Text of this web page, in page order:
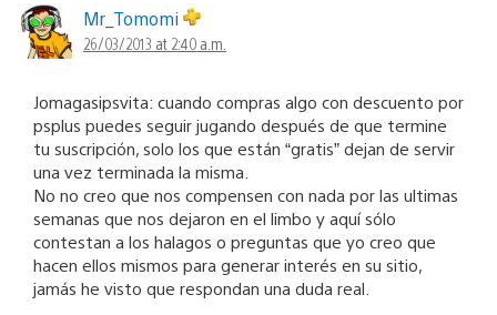
Mr_Tomomi
26/03/2013 at 2:40 a.m.
Jomagasipsvita: cuando compras algo con descuento por
psplus puedes seguir jugando después de que termine
tu suscripción, solo los que están “gratis” dejan de servir
una vez terminada la misma.
No no creo que nos compensen con nada por las ultimas
semanas que nos dejaron en el limbo y aquí sólo
contestan a los halagos o preguntas que yo creo que
hacen ellos mismos para generar interés en su sitio,
jamás he visto que respondan una duda real.